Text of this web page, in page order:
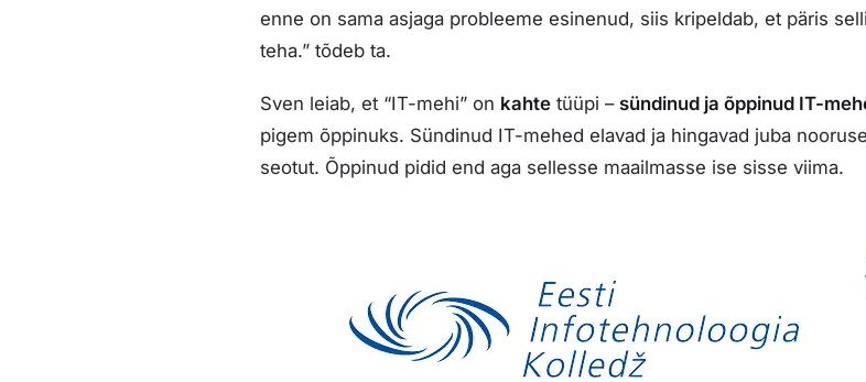
enne on sama asjaga probleeme esinenud, siis kripeldab, et päris
teha.” tõdeb ta.
Sven leiab, et “IT-mehi” on kahte tüüpi – sündinud ja õppinud IT-
pigem õppinuks. Sündinud IT-mehed elavad ja hingavad juba
seotut. Õppinud pidid end aga sellesse maailmasse ise sisse viima.